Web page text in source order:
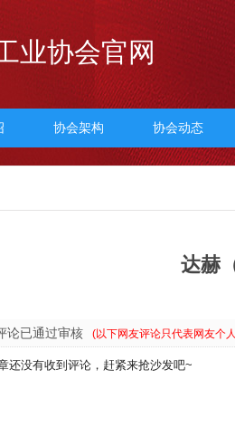
业协会官网
协会架构 协会动态
达赫
论已通过审核 (以下网友评论只代表网友个
还没有收到评论，赶紧来抢沙发吧~